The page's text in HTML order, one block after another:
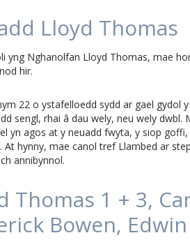
Lloyd Thomas
yng Nghanolfan Lloyd Thomas, mae
hir.
22 o ystafelloedd sydd ar gael gydol
sengl, rhai â dau wely, neu wely dwbl.
yn agos at y neuadd fwyta, y siop
At hynny, mae canol tref Llambed ar
annibynnol.
Thomas 1 + 3,
Bowen,